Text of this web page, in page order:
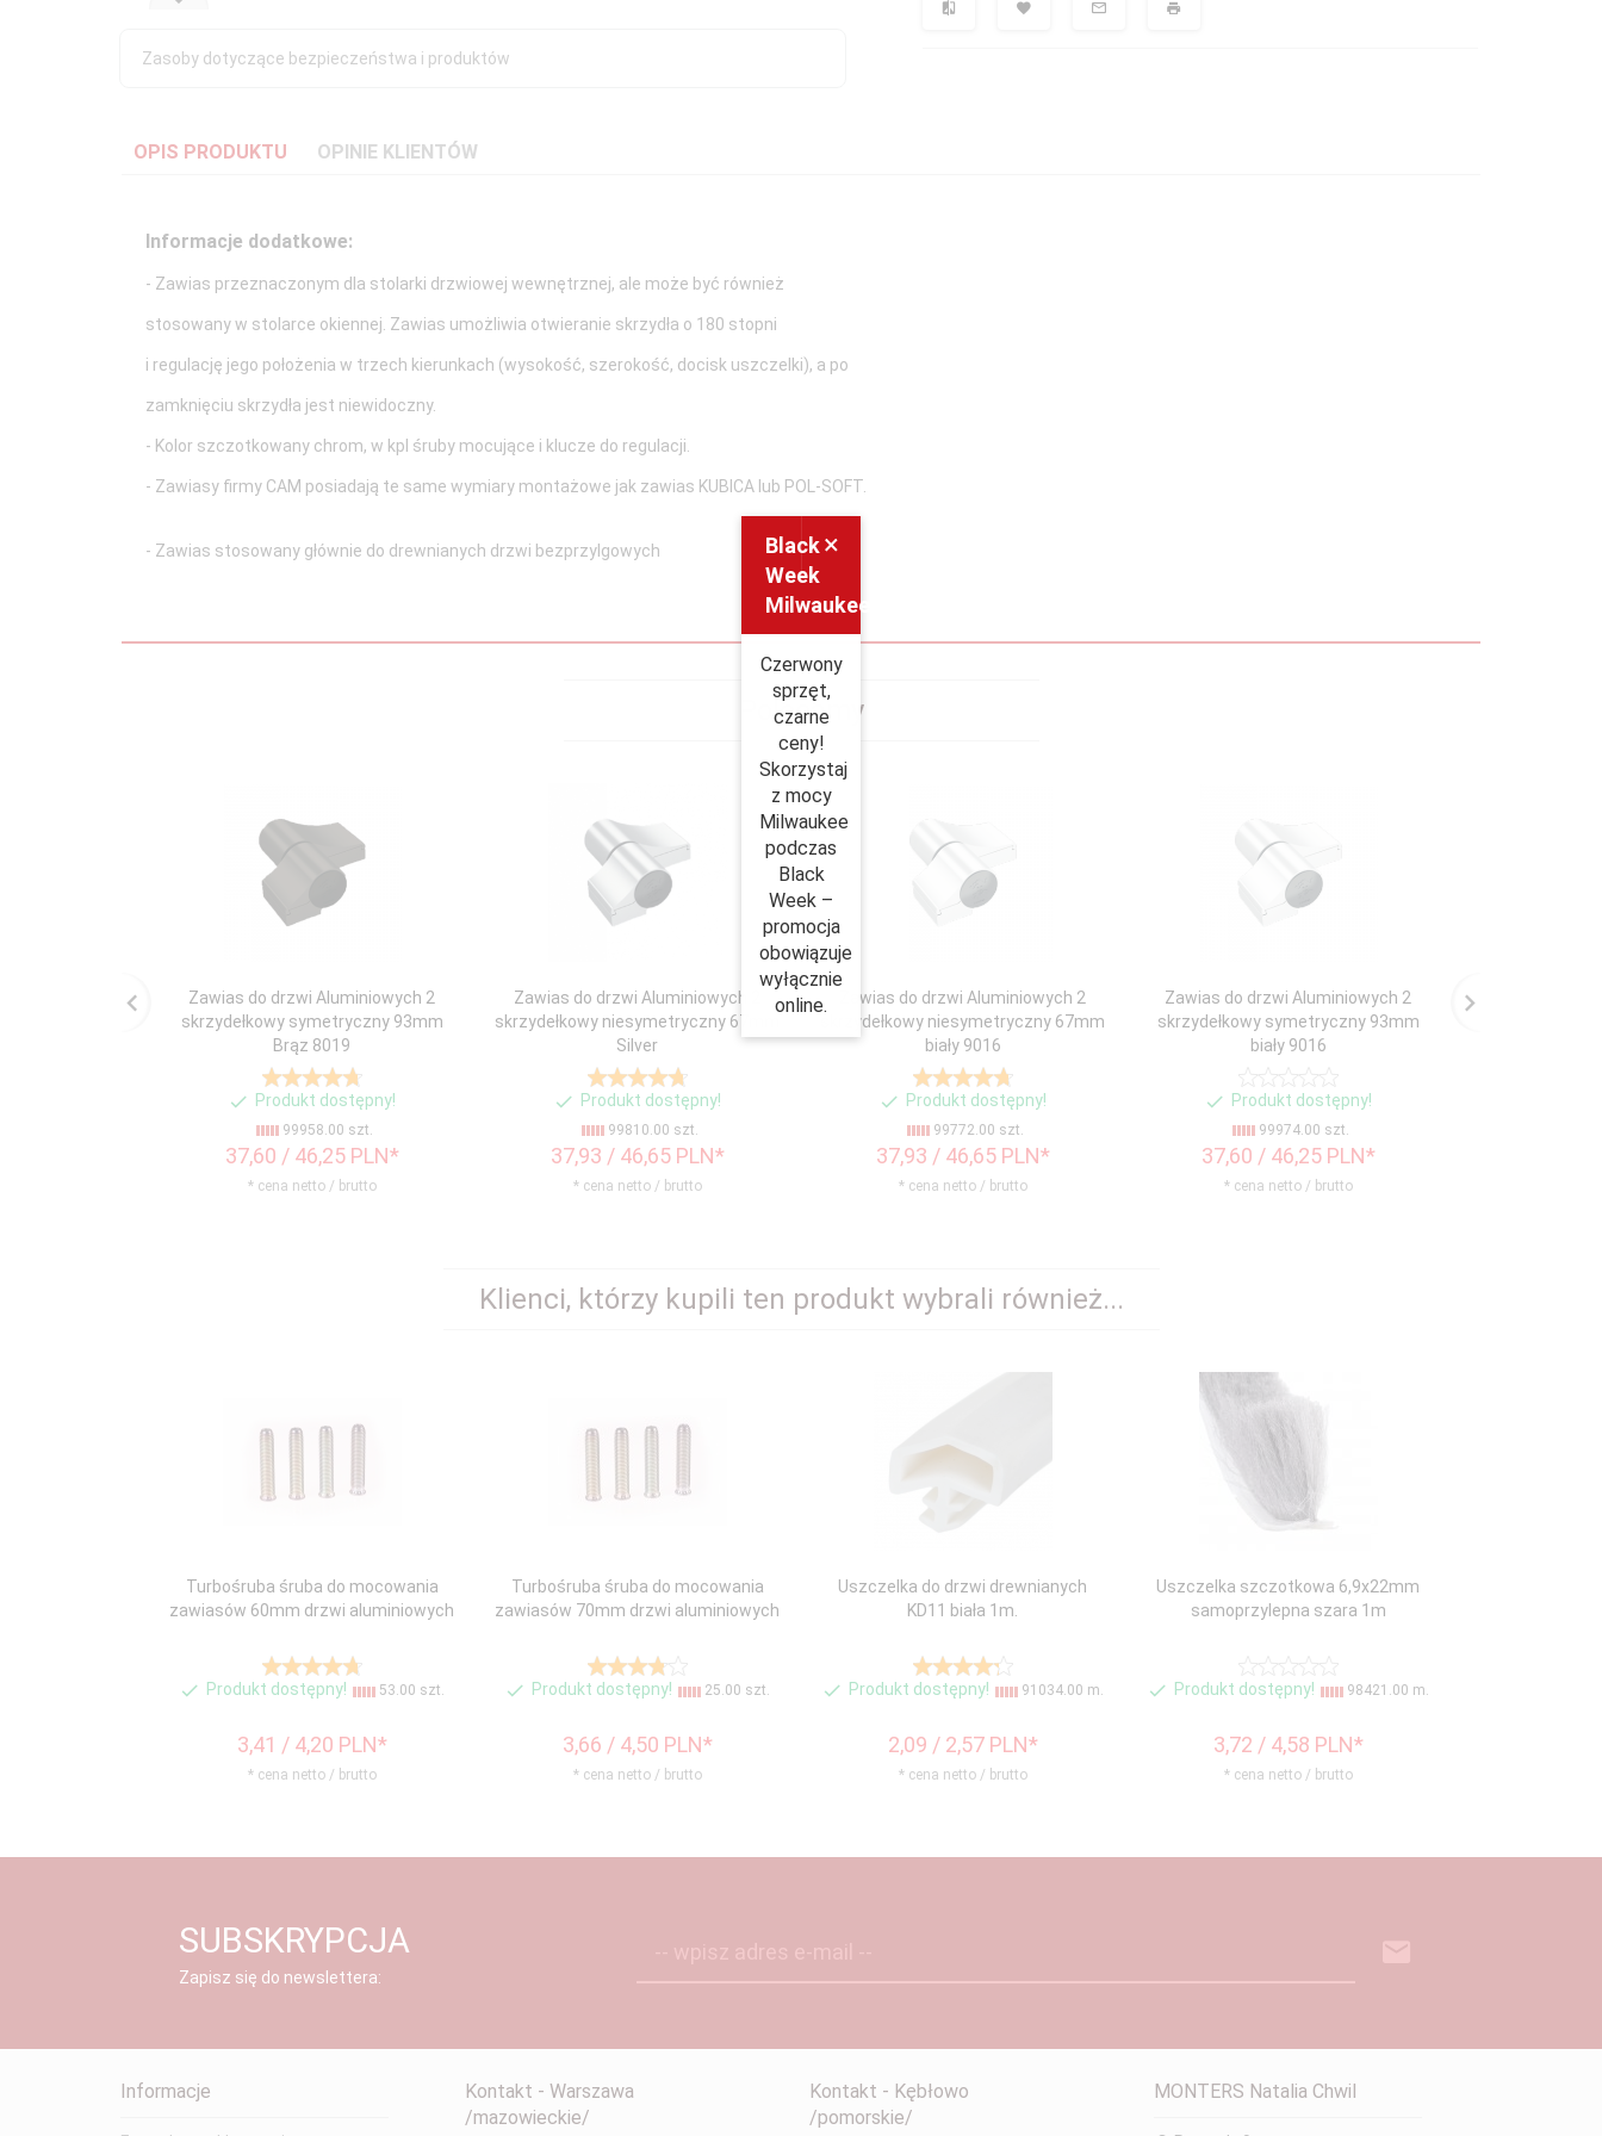
Zasoby dotyczące bezpieczeństwa i produktów
OPIS PRODUKTU OPINIE KLIENTÓW
Informacje dodatkowe:
- Zawias przeznaczonym dla stolarki drzwiowej wewnętrznej, ale może być również
stosowany w stolarce okiennej. Zawias umożliwia otwieranie skrzydła o 180 stopni
i regulację jego położenia w trzech kierunkach (wysokość, szerokość, docisk uszczelki), a po
zamknięciu skrzydła jest niewidoczny.
- Kolor szczotkowany chrom, w kpl śruby mocujące i klucze do regulacji.
- Zawiasy firmy CAM posiadają te same wymiary montażowe jak zawias KUBICA lub POL-SOFT.
- Zawias stosowany głównie do drewnianych drzwi bezprzylgowych
Polecamy
Zawias do drzwi Aluminiowych 2
skrzydełkowy symetryczny 93mm
Brąz 8019
Produkt dostępny!
99958.00 szt.
37,60 / 46,25 PLN*
* cena netto / brutto
Zawias do drzwi Aluminiowych 2
skrzydełkowy niesymetryczny 67mm
Silver
Produkt dostępny!
99810.00 szt.
37,93 / 46,65 PLN*
* cena netto / brutto
Zawias do drzwi Aluminiowych 2
skrzydełkowy niesymetryczny 67mm
biały 9016
Produkt dostępny!
99772.00 szt.
37,93 / 46,65 PLN*
* cena netto / brutto
Zawias do drzwi Aluminiowych 2
skrzydełkowy symetryczny 93mm
biały 9016
Produkt dostępny!
99974.00 szt.
37,60 / 46,25 PLN*
* cena netto / brutto
Klienci, którzy kupili ten produkt wybrali również...
Turbośruba śruba do mocowania
zawiasów 60mm drzwi aluminiowych
Produkt dostępny! 53.00 szt.
3,41 / 4,20 PLN*
* cena netto / brutto
Turbośruba śruba do mocowania
zawiasów 70mm drzwi aluminiowych
Produkt dostępny! 25.00 szt.
3,66 / 4,50 PLN*
* cena netto / brutto
Uszczelka do drzwi drewnianych
KD11 biała 1m.
Produkt dostępny! 91034.00 m.
2,09 / 2,57 PLN*
* cena netto / brutto
Uszczelka szczotkowa 6,9x22mm
samoprzylepna szara 1m
Produkt dostępny! 98421.00 m.
3,72 / 4,58 PLN*
* cena netto / brutto
SUBSKRYPCJA
Zapisz się do newslettera:
Informacje
Kontakt - Warszawa
/mazowieckie/
Kontakt - Kębłowo
/pomorskie/
MONTERS Natalia Chwil
×
Black
Week
Milwaukee
Czerwony
sprzęt,
czarne
ceny!
Skorzystaj
z mocy
Milwaukee
podczas
Black
Week –
promocja
obowiązuje
wyłącznie
online.